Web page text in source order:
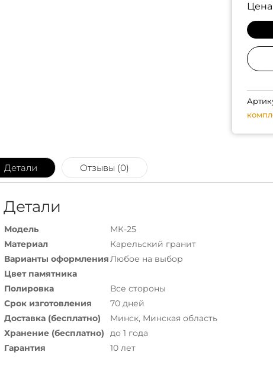
Детали Отзывы (0)
Детали
Модель
МК-25
Материал
Карельский гранит
Варианты оформленияЛюбое на выбор
Цвет памятника
Полировка
Все стороны
Срок изготовления
70 дней
Доставка (бесплатно)
Минск, Минская область
Хранение (бесплатно)
до 1 года
Гарантия
10 лет